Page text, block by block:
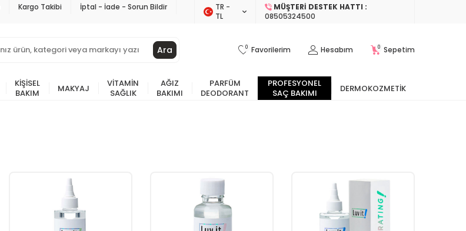
Kargo Takibi İptal - İade - Sorun Bildir
TR −
TL
MÜŞTERI DESTEK HATTI :
08505324500
Ara 0 Favorilerim Hesabım 0 Sepetim
KIŞISEL
BAKIM
MAKYAJ
VITAMIN
SAĞLIK
AĞIZ
BAKIMI
PARFÜM
DEODORANT
PROFESYONEL
SAÇ BAKIMI
DERMOKOZMETIK